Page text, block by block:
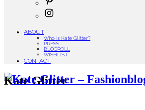
ABOUT
Who is Kate Glitter?
PRESS
BLOGROLL
WISHLIST
CONTACT
Kate Glitter